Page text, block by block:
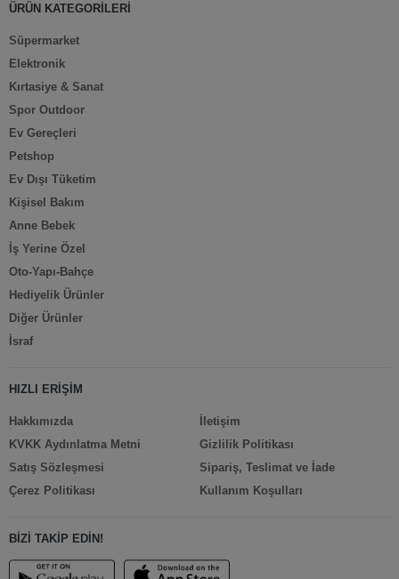
ÜRÜN KATEGORİLERİ
Süpermarket
Elektronik
Kırtasiye & Sanat
Spor Outdoor
Ev Gereçleri
Petshop
Ev Dışı Tüketim
Kişisel Bakım
Anne Bebek
İş Yerine Özel
Oto-Yapı-Bahçe
Hediyelik Ürünler
Diğer Ürünler
İsraf
HIZLI ERİŞİM
Hakkımızda
KVKK Aydınlatma Metni
Satış Sözleşmesi
Çerez Politikası
İletişim
Gizlilik Politikası
Sipariş, Teslimat ve İade
Kullanım Koşulları
BİZİ TAKİP EDİN!